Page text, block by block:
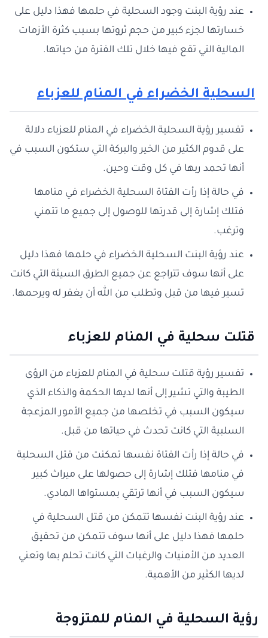
عند رؤية البنت وجود السحلية في حلمها فهذا دليل على
خسارتها لجزء كبير من حجم ثروتها بسبب كثرة الأزمات
المالية التي تقع فيها خلال تلك الفترة من حياتها.
السحلية الخضراء في المنام للعزباء
تفسير رؤية السحلية الخضراء في المنام للعزباء دلالة
على قدوم الكثير من الخير والبركة التي ستكون السبب في
أنها تحمد ربها في كل وقت وحين.
في حالة إذا رأت الفتاة السحلية الخضراء في منامها
فتلك إشارة إلى قدرتها للوصول إلى جميع ما تتمني
وترغب.
عند رؤية البنت السحلية الخضراء في حلمها فهذا دليل
على أنها سوف تتراجع عن جميع الطرق السيئة التي كانت
تسير فيها من قبل وتطلب من الله أن يغفر له ويرحمها.
قتلت سحلية في المنام للعزباء
تفسير رؤية قتلت سحلية في المنام للعزباء من الرؤى
الطيبة والتي تشير إلى أنها لديها الحكمة والذكاء الذي
سيكون السبب في تخلصها من جميع الأمور المزعجة
السلبية التي كانت تحدث في حياتها من قبل.
في حالة إذا رأت الفتاة نفسها تمكنت من قتل السحلية
في منامها فتلك إشارة إلى حصولها على ميراث كبير
سيكون السبب في أنها ترتقي بمستواها المادي.
عند رؤية البنت نفسها تتمكن من قتل السحلية في
حلمها فهذا دليل على أنها سوف تتمكن من تحقيق
العديد من الأمنيات والرغبات التي كانت تحلم بها وتعني
لديها الكثير من الأهمية.
رؤية السحلية في المنام للمتزوجة